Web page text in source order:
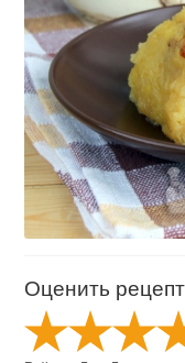
Оценить рецепт